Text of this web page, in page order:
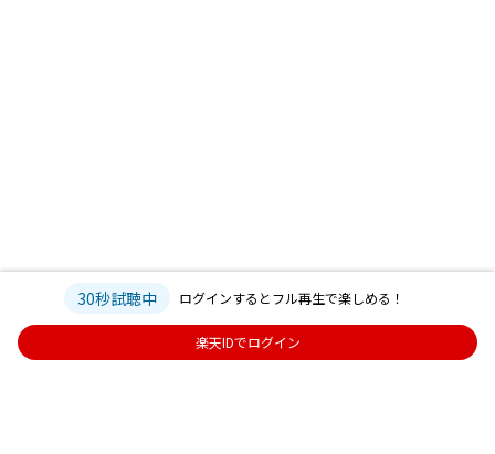
30秒試聴中 ログインするとフル再生で楽しめる！
楽天IDでログイン